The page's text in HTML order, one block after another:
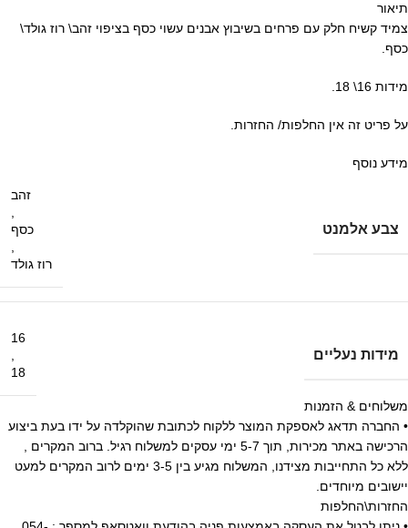
תיאור
צמיד קשיח חלק עם פרחים בשיבוץ אבנים עשוי כסף בציפוי זהב\ רוז גולד\
כסף.
מידות 16\ 18.
על פריט זה אין החלפות/ החזרות.
מידע נוסף
צבע אלמנט
זהב
כסף
רוז גולד
מידות נעליים
16
18
משלוחים & הזמנות
• החברה תדאג לאספקת המוצר ללקוח לכתובת שהוקלדה על ידו בעת ביצוע
הרכישה באתר מכירות, תוך 5-7 ימי עסקים למשלוח רגיל. ברוב המקרים ,
ללא כל התחייבות מצידנו, המשלוח מגיע בין 3-5 ימים לרוב המקרים למעט
יישובים מיוחדים.
החזרות\החלפות